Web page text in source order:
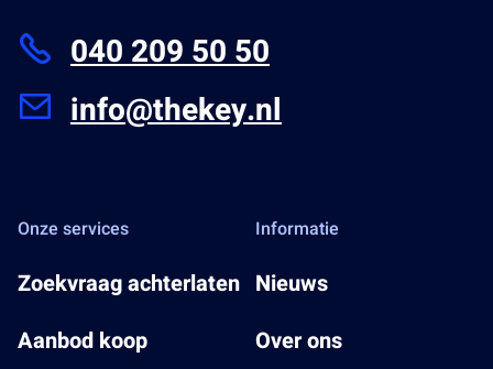
040 209 50 50
info@thekey.nl
Onze services
Zoekvraag achterlaten
Aanbod koop
Informatie
Nieuws
Over ons